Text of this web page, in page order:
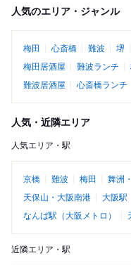
人気のエリア・ジャンル
梅田 心斎橋 難波 堺
梅田居酒屋
難波ランチ
難波居酒屋
心斎橋ランチ
人気・近隣エリア
人気エリア・駅
京橋 難波 梅田 舞洲
天保山・大阪南港
大阪駅
なんば駅（大阪メトロ）
近隣エリア・駅